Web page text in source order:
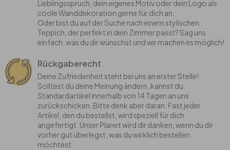
Lieblingsspruch, dein eigenes Motiv oder dein Logo als
coole Wanddekoration gerne für dich an.
Oder bist du auf der Suche nach einem stylischen
Teppich, der perfekt in dein Zimmer passt? Sag uns
einfach, was du dir wünschst und wir machen es möglich!
Rückgaberecht
Deine Zufriedenheit steht bei uns an erster Stelle!
Solltest du deine Meinung ändern, kannst du
Standardartikel innerhalb von 14 Tagen an uns
zurückschicken. Bitte denk aber daran: Fast jeder
Artikel, den du bestellst, wird speziell für dich
angefertigt. Unser Planet wird dir danken, wenn du dir
vorher gut überlegst, was du wirklich bestellen
möchtest.